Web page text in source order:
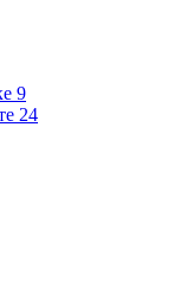
9
24